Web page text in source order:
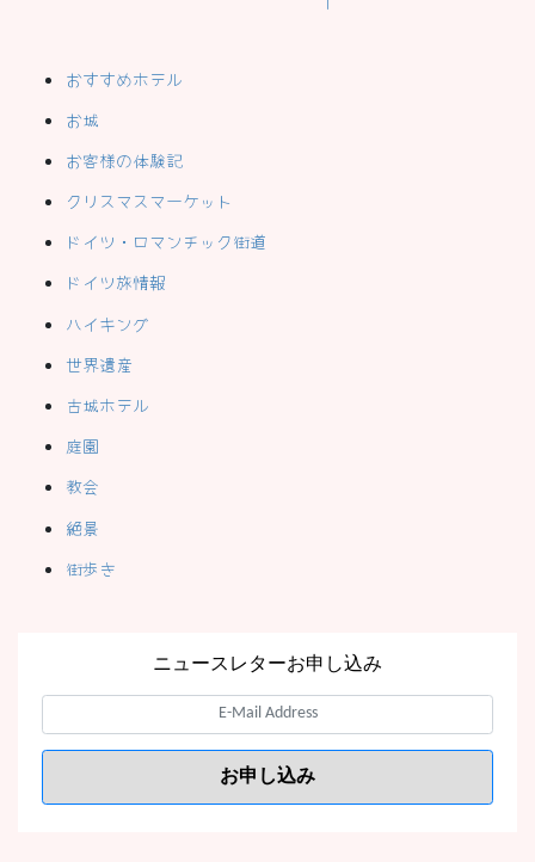
おすすめホテル
お城
お客様の体験記
クリスマスマーケット
ドイツ・ロマンチック街道
ドイツ旅情報
ハイキング
世界遺産
古城ホテル
庭園
教会
絶景
街歩き
ニュースレターお申し込み